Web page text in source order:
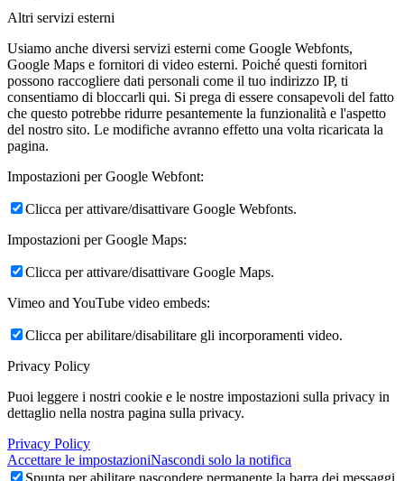
Altri servizi esterni
Usiamo anche diversi servizi esterni come Google Webfonts,
Google Maps e fornitori di video esterni. Poiché questi fornitori
possono raccogliere dati personali come il tuo indirizzo IP, ti
consentiamo di bloccarli qui. Si prega di essere consapevoli del fatto
che questo potrebbe ridurre pesantemente la funzionalità e l'aspetto
del nostro sito. Le modifiche avranno effetto una volta ricaricata la
pagina.
Impostazioni per Google Webfont:
Clicca per attivare/disattivare Google Webfonts.
Impostazioni per Google Maps:
Clicca per attivare/disattivare Google Maps.
Vimeo and YouTube video embeds:
Clicca per abilitare/disabilitare gli incorporamenti video.
Privacy Policy
Puoi leggere i nostri cookie e le nostre impostazioni sulla privacy in
dettaglio nella nostra pagina sulla privacy.
Privacy Policy
Accettare le impostazioniNascondi solo la notifica